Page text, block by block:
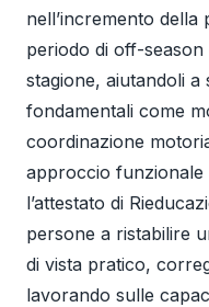
nell’incremento
periodo di off-
stagione, aiutandoli
fondamentali come
coordinazione
approccio funzionale
l’attestato di
persone a ristabilire
di vista pratico,
lavorando sulle